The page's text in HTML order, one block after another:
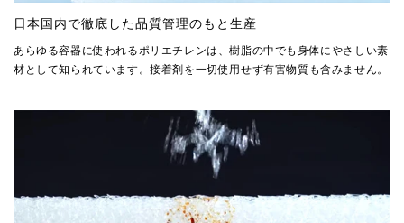
日本国内で徹底した品質管理のもと生産
あらゆる容器に使われるポリエチレンは、樹脂の中でも身体にやさしい素
材として知られています。接着剤を一切使用せず有害物質も含みません。